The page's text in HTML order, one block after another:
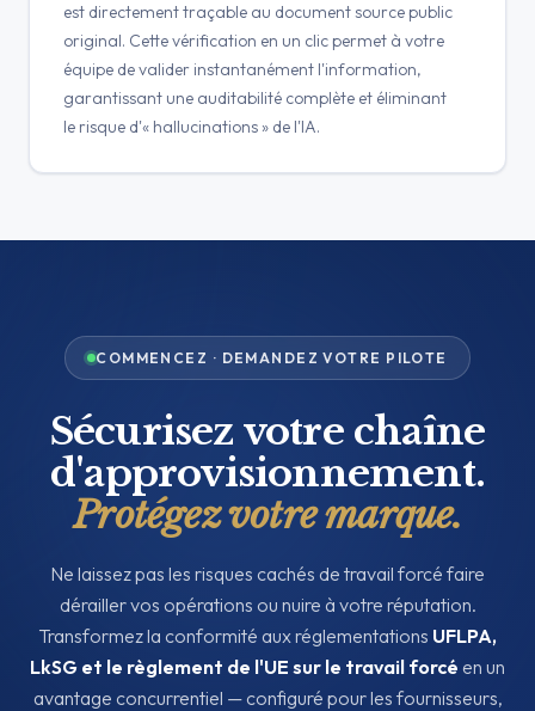
est directement traçable au document source public
original. Cette vérification en un clic permet à votre
équipe de valider instantanément l'information,
garantissant une auditabilité complète et éliminant
le risque d'« hallucinations » de l'IA.
COMMENCEZ · DEMANDEZ VOTRE PILOTE
Sécurisez votre chaîne
d'approvisionnement.
Protégez votre marque.
Ne laissez pas les risques cachés de travail forcé faire
dérailler vos opérations ou nuire à votre réputation.
Transformez la conformité aux réglementations UFLPA,
LkSG et le règlement de l'UE sur le travail forcé en un
avantage concurrentiel — configuré pour les fournisseurs,